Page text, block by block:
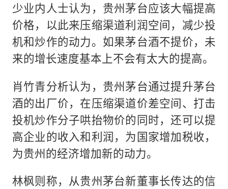
少业内人士认为，贵州茅台应该大幅提高
价格，以此来压缩渠道利润空间，减少投
机和炒作的动力。如果茅台酒不提价，未
来的增长速度基本上不会有太大的提高。
肖竹青分析认为，贵州茅台通过提升茅台
酒的出厂价，在压缩渠道价差空间、打击
投机炒作分子哄抬物价的同时，还可以提
高企业的收入和利润，为国家增加税收，
为贵州的经济增加新的动力。
林枫则称，从贵州茅台新董事长传达的信